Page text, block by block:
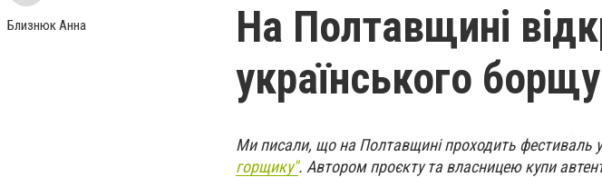
Близнюк Анна
На Полтавщині
українського
Ми писали, що на Полтавщині проходить фестиваль
горщику". Автором проєкту та власницею купи